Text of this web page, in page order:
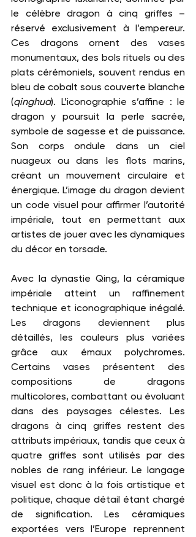
le célèbre dragon à cinq griffes –
réservé exclusivement à l’empereur.
Ces dragons ornent des vases
monumentaux, des bols rituels ou des
plats cérémoniels, souvent rendus en
bleu de cobalt sous couverte blanche
(qinghua). L’iconographie s’affine : le
dragon y poursuit la perle sacrée,
symbole de sagesse et de puissance.
Son corps ondule dans un ciel
nuageux ou dans les flots marins,
créant un mouvement circulaire et
énergique. L’image du dragon devient
un code visuel pour affirmer l’autorité
impériale, tout en permettant aux
artistes de jouer avec les dynamiques
du décor en torsade.
Avec la dynastie Qing, la céramique
impériale atteint un raffinement
technique et iconographique inégalé.
Les dragons deviennent plus
détaillés, les couleurs plus variées
grâce aux émaux polychromes.
Certains vases présentent des
compositions de dragons
multicolores, combattant ou évoluant
dans des paysages célestes. Les
dragons à cinq griffes restent des
attributs impériaux, tandis que ceux à
quatre griffes sont utilisés par des
nobles de rang inférieur. Le langage
visuel est donc à la fois artistique et
politique, chaque détail étant chargé
de signification. Les céramiques
exportées vers l’Europe reprennent